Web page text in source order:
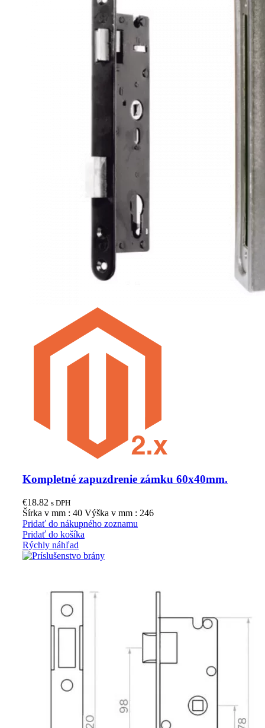
Kompletné zapuzdrenie zámku 60x40mm.
€18.82 s DPH
Šírka v mm : 40 Výška v mm : 246
Pridať do nákupného zoznamu
Pridať do košíka
Rýchly náhľad